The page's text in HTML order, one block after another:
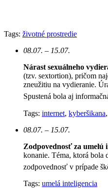
Tags: životné prostredie
08.07. – 15.07.
Nárast sexuálneho
(tzv. sextortion), pričom
zneužitiu na vydieranie.
Spustená bola aj
Tags: internet, kyberšikana,
08.07. – 15.07.
Zodpovednosť za umelú
konanie. Téma, ktorá bola
zodpovednosť v prípade
Tags: umelá inteligencia